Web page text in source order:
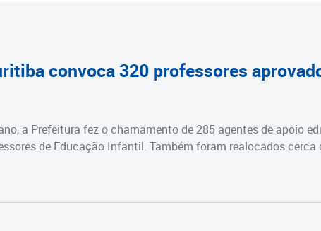
convoca 320 professores
a Prefeitura fez o chamamento de 285 agentes de apoio
de Educação Infantil. Também foram realocados cerca